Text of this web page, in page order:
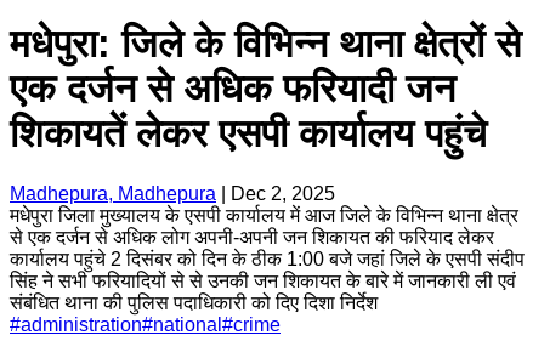
मधेपुरा: जिले के विभिन्न थाना क्षेत्रों से
एक दर्जन से अधिक फरियादी जन
शिकायतें लेकर एसपी कार्यालय पहुंचे
Madhepura, Madhepura
Dec 2, 2025
मधेपुरा जिला मुख्यालय के एसपी कार्यालय में आज जिले के विभिन्न थाना क्षेत्र
से एक दर्जन से अधिक लोग अपनी-अपनी जन शिकायत की फरियाद लेकर
कार्यालय पहुंचे 2 दिसंबर को दिन के ठीक 1:00 बजे जहां जिले के एसपी संदीप
सिंह ने सभी फरियादियों से से उनकी जन शिकायत के बारे में जानकारी ली एवं
संबंधित थाना की पुलिस पदाधिकारी को दिए दिशा निर्देश
#administration#national #crime